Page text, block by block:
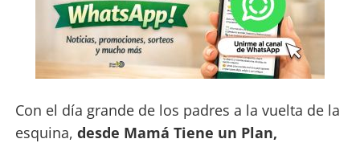
Con el día grande de los padres a la vuelta de la
esquina, desde Mamá Tiene un Plan,